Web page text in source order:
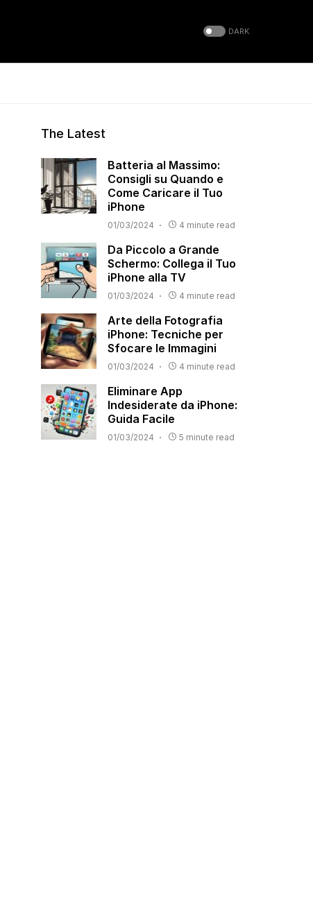
DARK
The Latest
Batteria al Massimo:
Consigli su Quando e
Come Caricare il Tuo
iPhone
01/03/2024 4 minute read
Da Piccolo a Grande
Schermo: Collega il Tuo
iPhone alla TV
01/03/2024 4 minute read
Arte della Fotografia
iPhone: Tecniche per
Sfocare le Immagini
01/03/2024 4 minute read
Eliminare App
Indesiderate da iPhone:
Guida Facile
01/03/2024 5 minute read